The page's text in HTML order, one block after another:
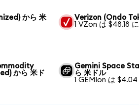
から 米
Verizon (Ondo
1 VZon は $48.18
から 米ド
Gemini Space
ら 米ドル
1 GEMIon は $4.04